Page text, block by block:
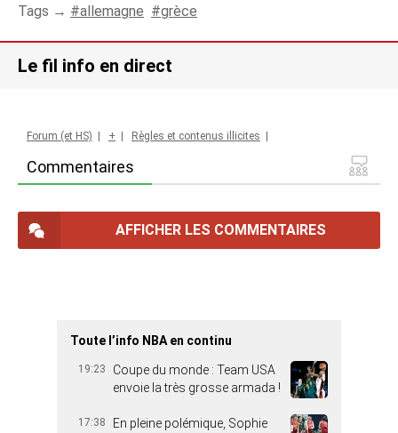
Tags → allemagne grèce
Le fil info en direct
Commentaires
Forum (et HS) + Règles et contenus illicites
AFFICHER LES COMMENTAIRES
Toute l’info NBA en continu
19:23
Coupe du monde : Team USA
envoie la très grosse armada !
17:38
En pleine polémique, Sophie